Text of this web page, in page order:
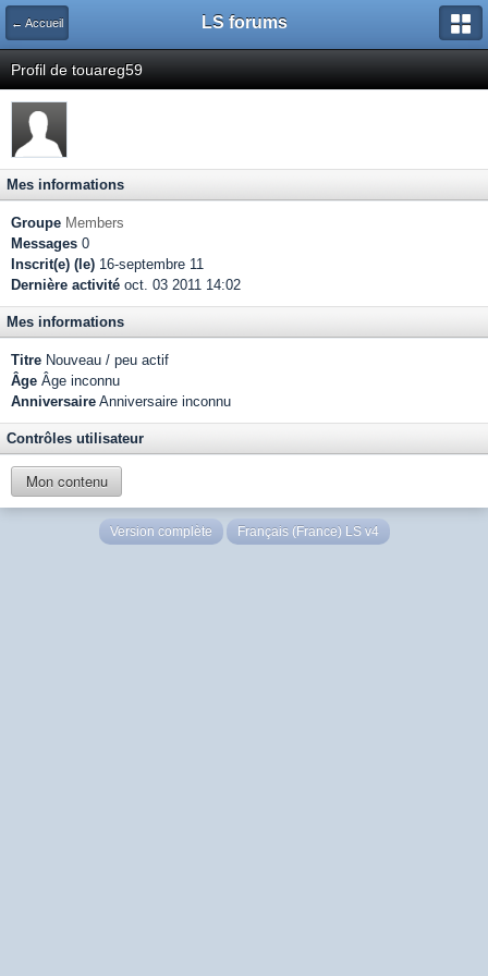
← Accueil LS forums
Profil de touareg59
Mes informations
Groupe Members
Messages 0
Inscrit(e) (le) 16-septembre 11
Dernière activité oct. 03 2011 14:02
Mes informations
Titre Nouveau / peu actif
Âge Âge inconnu
Anniversaire Anniversaire inconnu
Contrôles utilisateur
Mon contenu
Version complète Français (France) LS v4